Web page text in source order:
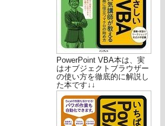
PowerPoint VBA本は、実
はオブジェクトブラウザー
の使い方を徹底的に解説し
た本です↓↓